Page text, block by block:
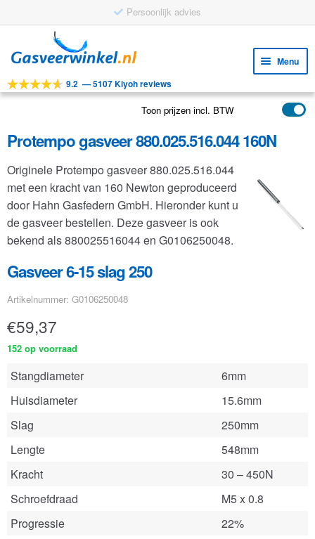
Persoonlijk advies
door
navigatie
naar
inhoud
Menu
Tools
Toepassingen
Klantenservice
FAQ
9.2 —5107 Kiyoh reviews
Toon prijzen incl. BTW
Protempo gasveer 880.025.516.044 160N
Originele Protempo gasveer 880.025.516.044
met een kracht van 160 Newton geproduceerd
door Hahn Gasfedern GmbH. Hieronder kunt u
de gasveer bestellen. Deze gasveer is ook
bekend als 880025516044 en G0106250048.
Gasveer 6-15 slag 250
Artikelnummer: G0106250048
€59,37
152 op voorraad
Stangdiameter
6mm
Huisdiameter
15.6mm
Slag
250mm
Lengte
548mm
Kracht
30 – 450N
Schroefdraad
M5 x 0.8
Progressie
22%